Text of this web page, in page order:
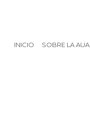
INICIO SOBRE LA AUA